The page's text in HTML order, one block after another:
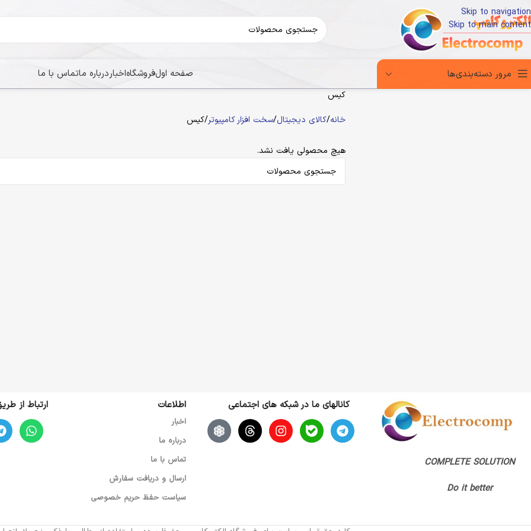
Skip to navigation
Skip to main content
مرور دسته‌بندی‌ها صفحه اولفروشگاهاخباردرباره ماتماس با ما
کیس
خانه کالای دیجیتال سخت افزار کامپیوتر کیس
هیچ محصولی یافت نشد.
COMPLETE SOLUTION
Do it better
کانالهای ما در شبکه های اجتماعی اطلاعات
اخبار
درباره ما
تماس با ما
ارسال و دریافت سفارش
سیاست حفظ حریم خصوصی
ارتباط از